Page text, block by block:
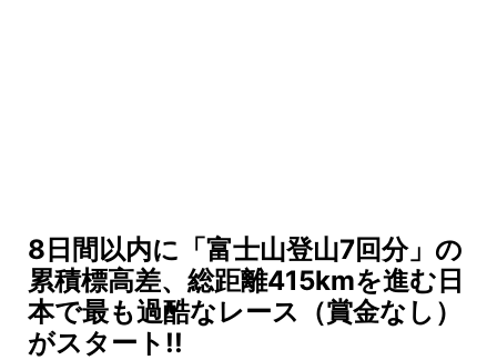
8日間以内に「富士山登山7回分」の
累積標高差、総距離415kmを進む日
本で最も過酷なレース（賞金なし）
がスタート!!